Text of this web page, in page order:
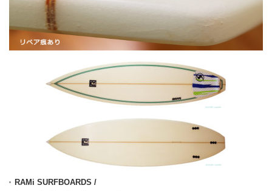
RAMi SURFBOARDS /